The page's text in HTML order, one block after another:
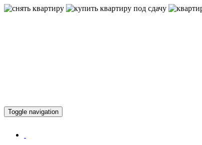
Toggle navigation